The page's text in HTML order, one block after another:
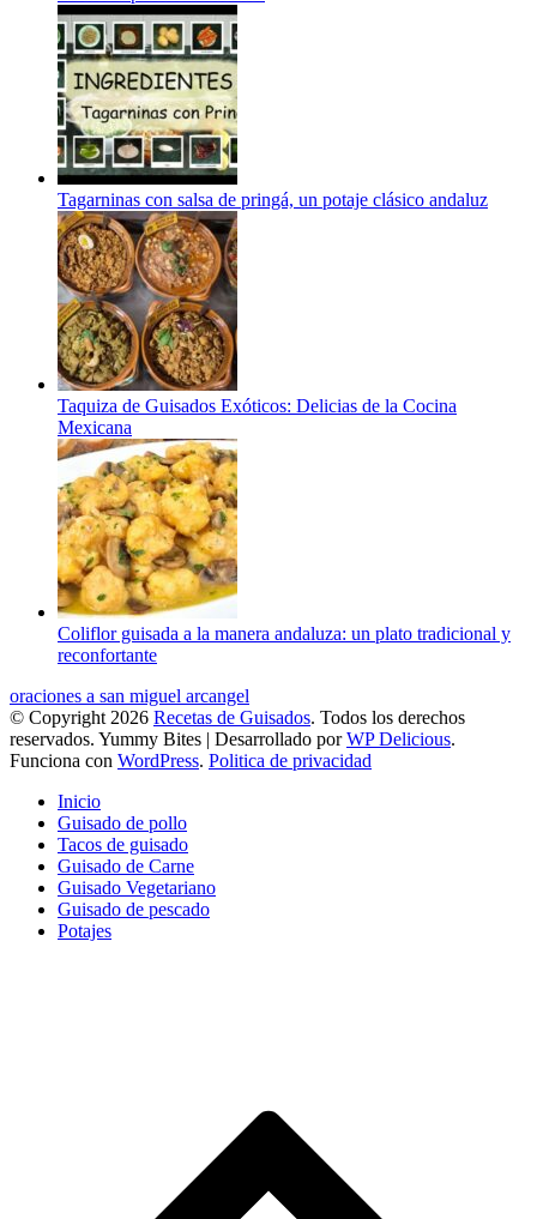
Tagarninas con salsa de pringá, un potaje clásico andaluz
Taquiza de Guisados Exóticos: Delicias de la Cocina
Mexicana
Coliflor guisada a la manera andaluza: un plato tradicional y
reconfortante
oraciones a san miguel arcangel
© Copyright 2026 Recetas de Guisados. Todos los derechos
reservados. Yummy Bites | Desarrollado porWP Delicious.
Funciona con WordPress. Politica de privacidad
Inicio
Guisado de pollo
Tacos de guisado
Guisado de Carne
Guisado Vegetariano
Guisado de pescado
Potajes